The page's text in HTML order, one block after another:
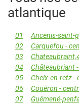
atlantique
01
Ancenis-saint-
02
Carquefou -
03
04
Châteaubriant
05
Cheix-en-retz -
06
Couëron -
07
Guémené-